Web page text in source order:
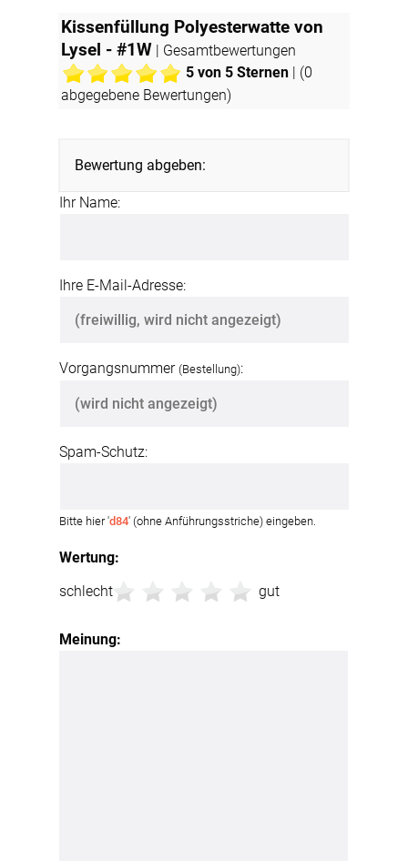
Kissenfüllung Polyesterwatte von
Lysel - #1W | Gesamtbewertungen
5 von 5 Sternen | (0
abgegebene Bewertungen)
Bewertung abgeben:
Wertung:
schlecht
gut
Meinung:
Ihr Name:
Ihre E-Mail-Adresse:
Vorgangsnummer (Bestellung):
Spam-Schutz:
Bitte hier 'd84' (ohne Anführungsstriche) eingeben.